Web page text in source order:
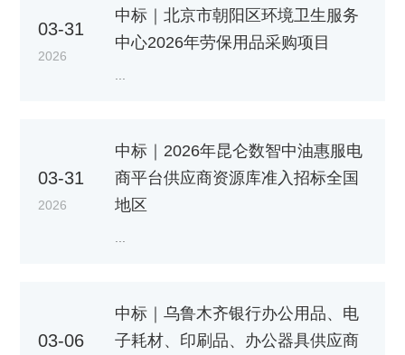
03-31
2026
中标｜北京市朝阳区环境卫生服务
中心2026年劳保用品采购项目
03-31
2026
中标｜2026年昆仑数智中油惠服电
商平台供应商资源库准入招标全国
地区
03-06
中标｜乌鲁木齐银行办公用品、电
子耗材、印刷品、办公器具供应商